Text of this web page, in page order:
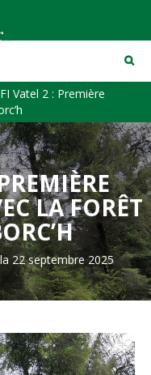
Vatel 2 : Première
LA FORÊT
22 septembre 2025